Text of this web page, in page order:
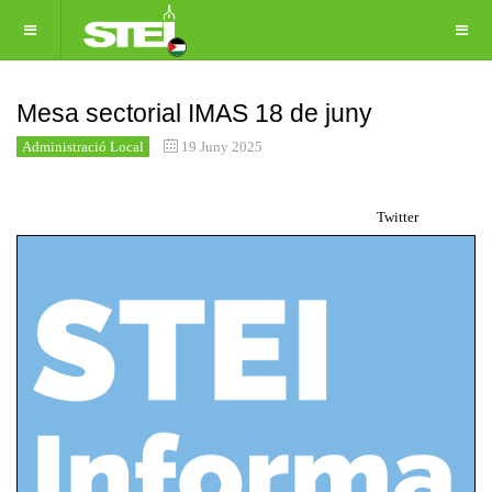
Mesa sectorial IMAS 18 de juny
Administració Local 19 Juny 2025
Twitter